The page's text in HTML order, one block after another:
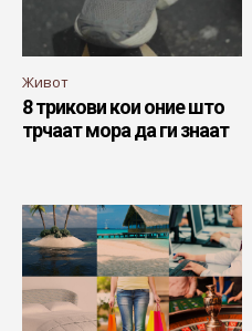
Живот
8 трикови кои оние што
трчаат мора да ги знаат